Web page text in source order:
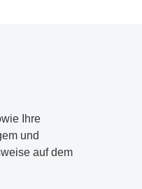
Ihre
und
auf dem